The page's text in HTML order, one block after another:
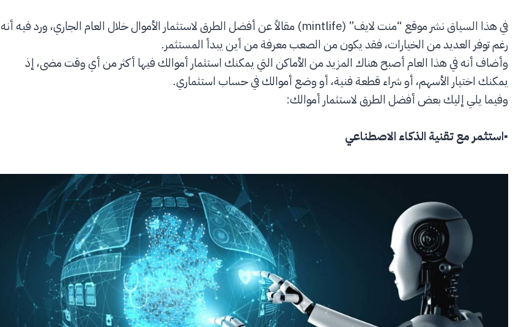
في هذا السياق نشر موقع “منت لايف” (mintlife) مقالاً عن أفضل الطرق لاستثمار الأموال خلال العام الجاري، ورد فيه أنه
رغم توفر العديد من الخيارات، فقد يكون من الصعب معرفة من أين يبدأ المستثمر.
وأضاف أنه في هذا العام أصبح هناك المزيد من الأماكن التي يمكنك استثمار أموالك فيها أكثر من أي وقت مضى، إذ
يمكنك اختيار الأسهم، أو شراء قطعة فنية، أو وضع أموالك في حساب استثماري.
وفيما يلي إليك بعض أفضل الطرق لاستثمار أموالك:
▪استثمر مع تقنية الذكاء الاصطناعي